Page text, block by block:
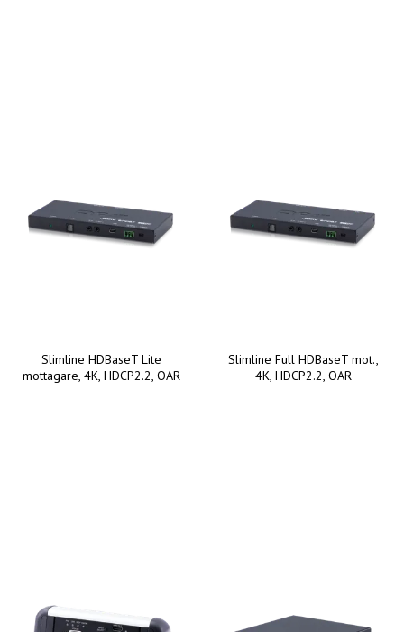
Slimline HDBaseT Lite
mottagare, 4K, HDCP2.2, OAR
Slimline Full HDBaseT mot.,
4K, HDCP2.2, OAR